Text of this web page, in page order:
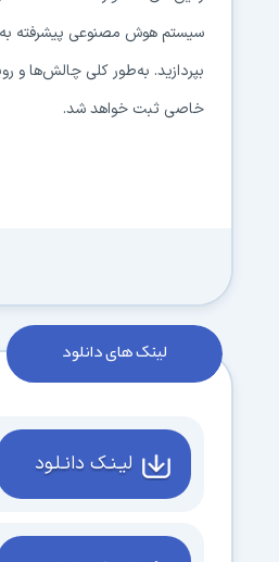
سیستم هوش مصنوعی پیشرفته به
بپردازید. به‌طور کلی چالش‌ها و
خاصی ثبت خواهد شد.
لینک های دانلود
لیـنـک دانـلـود